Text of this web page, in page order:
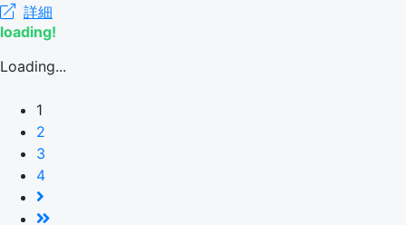
詳細
loading!
Loading...
1
2
3
4